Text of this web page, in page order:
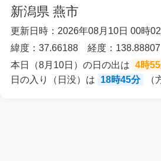
新潟県 燕市
更新日時：2026年08月10日 00時
緯度：37.66188 経度：
本日（8月10日）の日の出は 4時
日の入り（日没）は
18時45分 （